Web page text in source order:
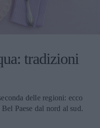
tradizioni
delle regioni: ecco
Paese dal nord al sud.